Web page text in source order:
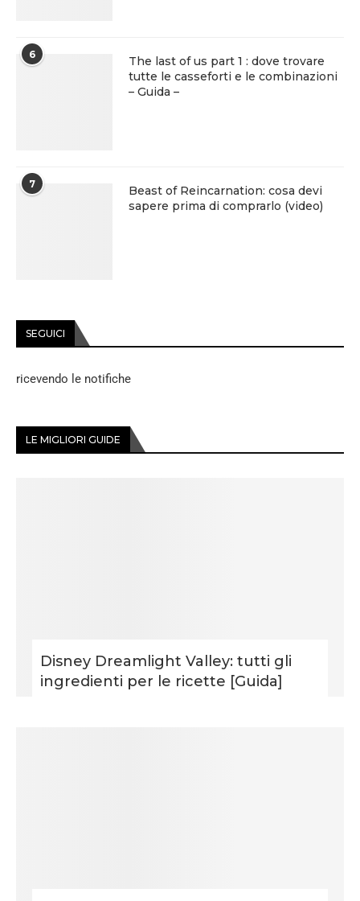
6
The last of us part 1 : dove trovare
tutte le casseforti e le combinazioni
– Guida –
7
Beast of Reincarnation: cosa devi
sapere prima di comprarlo (video)
SEGUICI
ricevendo le notifiche
LE MIGLIORI GUIDE
Disney Dreamlight Valley: tutti gli
ingredienti per le ricette [Guida]